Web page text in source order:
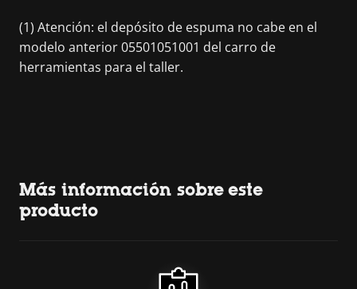
(1) Atención: el depósito de espuma no cabe en el
modelo anterior 05501051001 del carro de
herramientas para el taller.
Más información sobre este
producto